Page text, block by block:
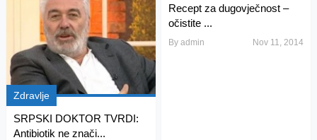
Zdravlje
SRPSKI DOKTOR TVRDI:
Antibiotik ne znači...
Recept za dugovječnost –
očistite ...
Byadmin Nov 11, 2014